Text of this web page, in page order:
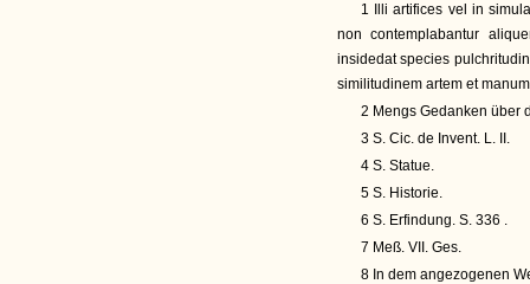
1 Illi artifices vel in
non contemplabantur
insidedat species
similitudinem artem et
2 Mengs Gedanken über
3 S. Cic. de Invent. L. II.
4 S. Statue.
5 S. Historie.
6 S. Erfindung. S. 336 .
7 Meß. VII. Ges.
8 In dem angezogenen